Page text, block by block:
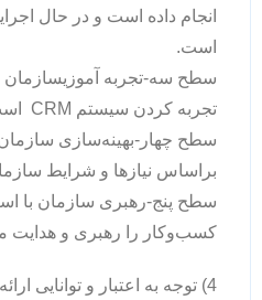
انجام داده است و در حال
است.
سطح سه-تجربه آموزیسازمان
تجربه کردن سیستم CRM است.
براساس نیازها و شرایط
کسب‌وکار را رهبری و هدایت